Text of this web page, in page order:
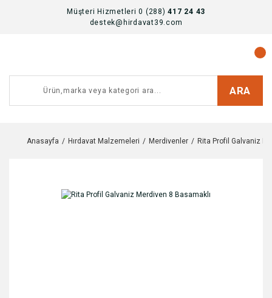
Müşteri Hizmetleri 0 (288)417 24 43
destek@hirdavat39.com
ARA
Anasayfa Hırdavat Malzemeleri Merdivenler Rita Profil Galvaniz